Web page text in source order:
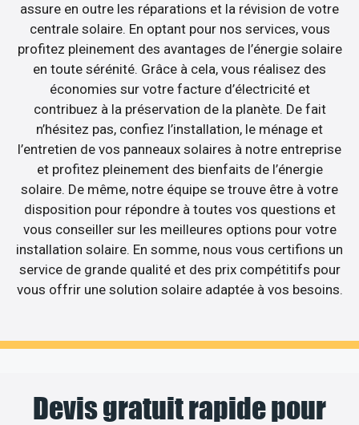
assure en outre les réparations et la révision de votre
centrale solaire. En optant pour nos services, vous
profitez pleinement des avantages de l’énergie solaire
en toute sérénité. Grâce à cela, vous réalisez des
économies sur votre facture d’électricité et
contribuez à la préservation de la planète. De fait
n’hésitez pas, confiez l’installation, le ménage et
l’entretien de vos panneaux solaires à notre entreprise
et profitez pleinement des bienfaits de l’énergie
solaire. De même, notre équipe se trouve être à votre
disposition pour répondre à toutes vos questions et
vous conseiller sur les meilleures options pour votre
installation solaire. En somme, nous vous certifions un
service de grande qualité et des prix compétitifs pour
vous offrir une solution solaire adaptée à vos besoins.
Devis gratuit rapide pour